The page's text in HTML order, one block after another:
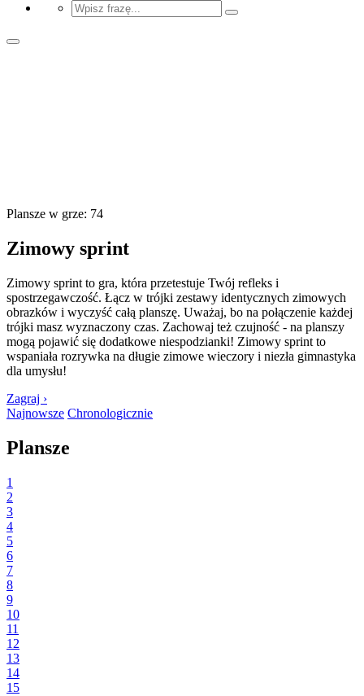
Plansze w grze: 74
Zimowy sprint
Zimowy sprint to gra, która przetestuje Twój refleks i
spostrzegawczość. Łącz w trójki zestawy identycznych zimowych
obrazków i wyczyść całą planszę. Uważaj, bo na połączenie każdej
trójki masz wyznaczony czas. Zachowaj też czujność - na planszy
mogą pojawić się dodatkowe niespodzianki! Zimowy sprint to
wspaniała rozrywka na długie zimowe wieczory i niezła gimnastyka
dla umysłu!
Zagraj ›
Najnowsze Chronologicznie
Plansze
1
2
3
4
5
6
7
8
9
10
11
12
13
14
15